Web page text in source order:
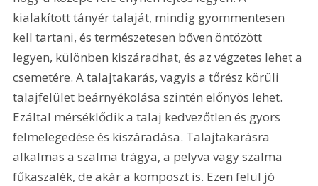
kialakított tányér talaját, mindig gyommentesen
kell tartani, és természetesen bőven öntözött
legyen, különben kiszáradhat, és az végzetes lehet a
csemetére. A talajtakarás, vagyis a tőrész körüli
talajfelület beárnyékolása szintén előnyös lehet.
Ezáltal mérséklődik a talaj kedvezőtlen és gyors
felmelegedése és kiszáradása. Talajtakarásra
alkalmas a szalma trágya, a pelyva vagy szalma
fűkaszalék, de akár a komposzt is. Ezen felül jó